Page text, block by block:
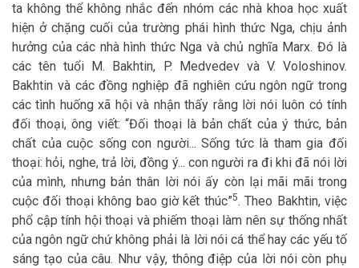
ta không thể không nhắc đến nhóm các nhà khoa học xuất
hiện ở chặng cuối của trường phái hình thức Nga, chịu ảnh
hưởng của các nhà hình thức Nga và chủ nghĩa Marx. Đó là
các tên tuổi M. Bakhtin, P. Medvedev và V. Voloshinov.
Bakhtin và các đồng nghiệp đã nghiên cứu ngôn ngữ trong
các tình huống xã hội và nhận thấy rằng lời nói luôn có tính
đối thoại, ông viết: “Đối thoại là bản chất của ý thức, bản
chất của cuộc sống con người... Sống tức là tham gia đối
thoại: hỏi, nghe, trả lời, đồng ý... con người ra đi khi đã nói lời
của mình, nhưng bản thân lời nói ấy còn lại mãi mãi trong
cuộc đối thoại không bao giờ kết thúc”5. Theo Bakhtin, việc
phổ cập tính hội thoại và phiếm thoại làm nên sự thống nhất
của ngôn ngữ chứ không phải là lời nói cá thể hay các yếu tố
sáng tạo của câu. Như vậy, thông điệp của lời nói còn phụ